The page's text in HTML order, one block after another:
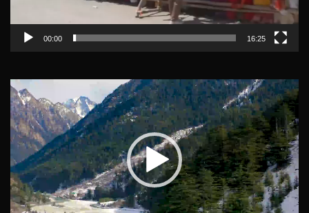
00:00 16:25
Video
Player